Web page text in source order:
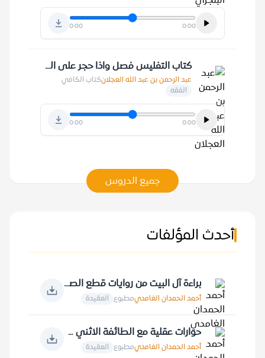
0:00 0:00
كتاب التفليس فصل واذا حجر على المفلس فـ 15-7-1424 هـ
عبد الرحمن بن عبد الله العجلانكتاب الكافي
الفقه
0:00 0:00
جميع الدروس
أحدث المؤلفات
براءة آل البيت من روايات قطع الصلة بالنبي صلى الله عليه وسلم
أحمد الحمدان الغامديمطبوع العقيدة
حوارات عقلية مع الطائفة الاثني عشرية في الأصول
أحمد الحمدان الغامديمطبوع العقيدة